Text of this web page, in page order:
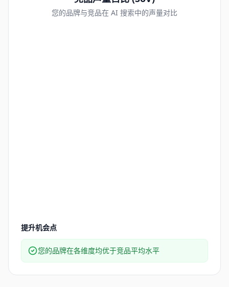
您的品牌与竞品在 AI 搜索中的声量对比
提升机会点
您的品牌在各维度均优于竞品平均水平